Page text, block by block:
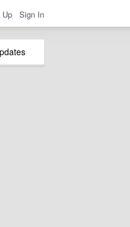
Up Sign In